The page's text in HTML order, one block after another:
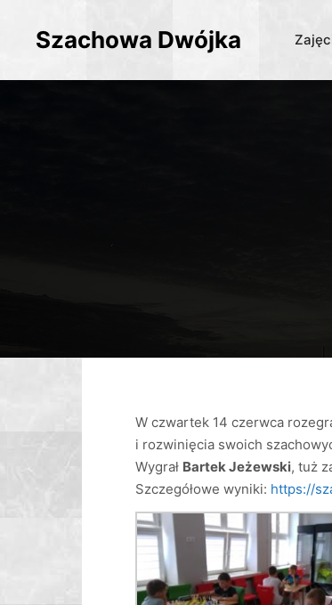
Szachowa Dwójka
W czwartek 14 czerwca
i rozwinięcia swoich
Wygrał Bartek Jeżewski, tuż
Szczegółowe wyniki: https://